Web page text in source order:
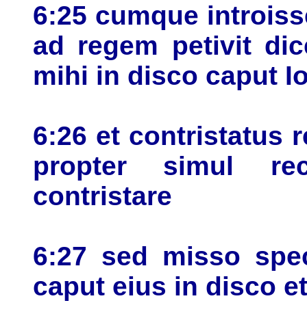
6:25 cumque
ad regem petivit
mihi in disco caput
6:26 et contristatus
propter simul
contristare
6:27 sed misso
caput eius in disco